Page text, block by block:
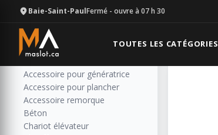
Baie-Saint-PaulFermé - ouvre à 07 h 30
TOUTES LES CATÉGORIES
Catégories
Toutes les catégories
Accessoire pour génératrice
Accessoire pour plancher
Accessoire remorque
Béton
Chariot élévateur
Résultats: 4